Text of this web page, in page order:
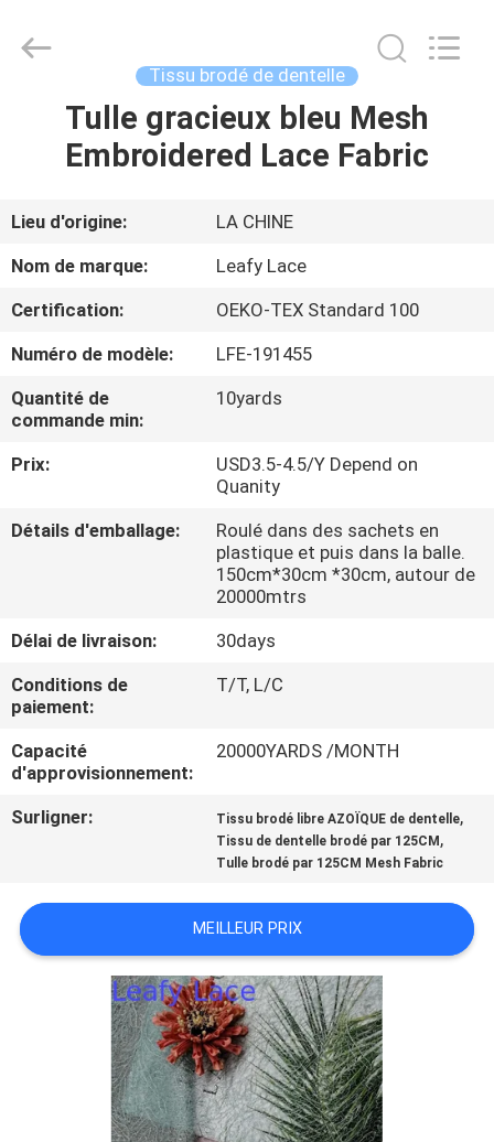
APERÇU
A
PROPOS
NOUS
D'USINE
CONTRÔLE
LA
NOUVELLES
DE
SOUMISSION
Textiles
Tissu brodé de dentelle
Tulle gracieux bleu Mesh
Embroidered Lace Fabric
Lieu d'origine:
LA CHINE
Nom de marque:
Leafy Lace
Certification:
OEKO-TEX Standard 100
Numéro de modèle:
LFE-191455
Quantité de
commande min:
10yards
Prix:
USD3.5-4.5/Y Depend on
Quanity
Détails d'emballage:
Roulé dans des sachets en
plastique et puis dans la balle.
150cm*30cm *30cm, autour de
20000mtrs
Délai de livraison:
30days
Conditions de
paiement:
T/T, L/C
Capacité
d'approvisionnement:
20000YARDS /MONTH
Surligner: Tissu brodé libre AZOÏQUE de dentelle,
Tissu de dentelle brodé par 125CM ,
Tulle brodé par 125CM Mesh Fabric
MEILLEUR PRIX